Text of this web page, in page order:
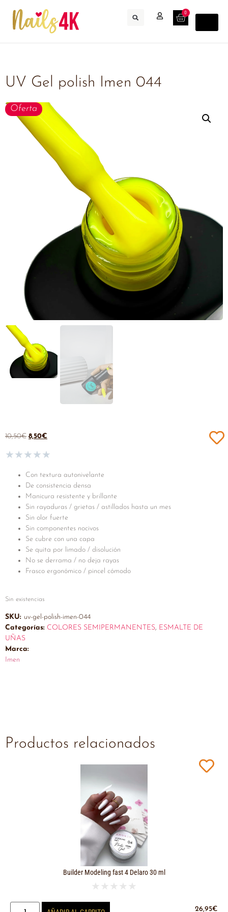
0
UV Gel polish Imen 044
Oferta
10,50€ 8,50€
★★★★★
Con textura autonivelante
De consistencia densa
Manicura resistente y brillante
Sin rayaduras / grietas / astillados hasta un mes
Sin olor fuerte
Sin componentes nocivos
Se cubre con una capa
Se quita por limado / disolución
No se derrama / no deja rayas
Frasco ergonómico / pincel cómodo
Sin existencias
SKU: uv-gel-polish-imen-044
Categorías: COLORES SEMIPERMANENTES, ESMALTE DE
UÑAS
Marca:
Imen
Productos relacionados
Builder Modeling fast 4 Delaro 30 ml
★ ★ ★ ★ ★
26,95€